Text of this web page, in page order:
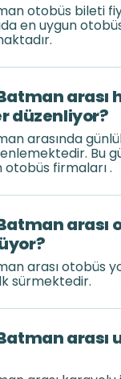
otobüs bileti
en uygun
arası
düzenliyor?
arasında
Bu
firmaları .
arası
arası otobüs
sürmektedir.
arası